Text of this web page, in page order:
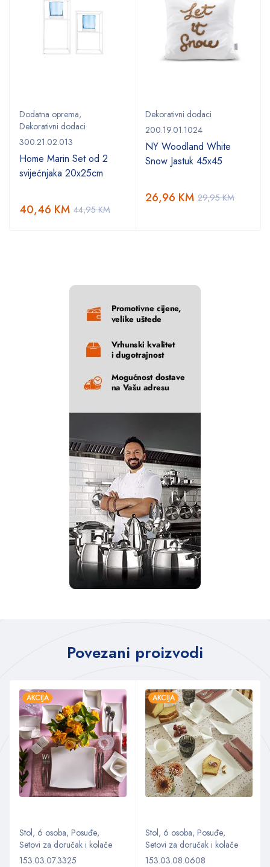
Dodatna oprema,
Dekorativni dodaci
300.21.02.013
Home Marin Set od 2
svijećnjaka 20x25cm
44,95KM
40,46 KM
Dekorativni dodaci
200.19.01.1024
NY Woodland White
Snow Jastuk 45x45
29,95KM
26,96 KM
Povezani proizvodi
AKCIJA
Stol, 6 osoba, Posuđe,
Setovi za doručak i kolače
153.03.07.3325
AKCIJA
Stol, 6 osoba, Posuđe,
Setovi za doručak i kolače
153.03.08.0608